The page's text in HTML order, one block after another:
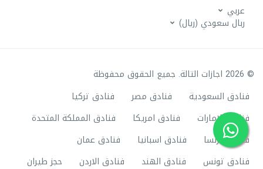
عربي
ربال سعودي (ريال)
© 2026 اجازات التالة. جميع الحقوق محفوظة
فنادق السعودية
فنادق مصر
فنادق تركيا
فنادق الامارات
فنادق امريكا
فنادق المملكة المتحدة
فنادق فرنسا
فنادق اسبانيا
فنادق عمان
فنادق تونس
فنادق الهند فنادق الاردن حجز طيران